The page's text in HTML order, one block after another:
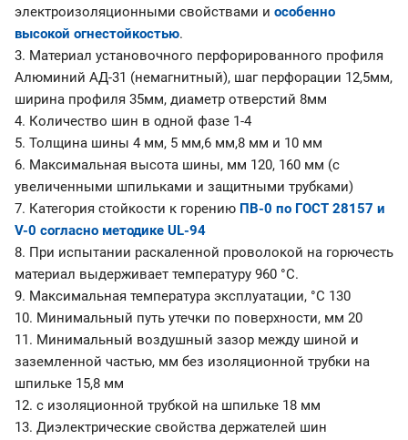
электроизоляционными свойствами и особенно
высокой огнестойкостью.
3. Материал установочного перфорированного профиля
Алюминий АД-31 (немагнитный), шаг перфорации 12,5мм,
ширина профиля 35мм, диаметр отверстий 8мм
4. Количество шин в одной фазе 1-4
5. Толщина шины 4 мм, 5 мм,6 мм,8 мм и 10 мм
6. Максимальная высота шины, мм 120, 160 мм (с
увеличенными шпильками и защитными трубками)
7. Категория стойкости к горению ПВ-0 по ГОСТ 28157 и
V-0 согласно методике UL-94
8. При испытании раскаленной проволокой на горючесть
материал выдерживает температуру 960 °С.
9. Максимальная температура эксплуатации, °С 130
10. Минимальный путь утечки по поверхности, мм 20
11. Минимальный воздушный зазор между шиной и
заземленной частью, мм без изоляционной трубки на
шпильке 15,8 мм
12. с изоляционной трубкой на шпильке 18 мм
13. Диэлектрические свойства держателей шин